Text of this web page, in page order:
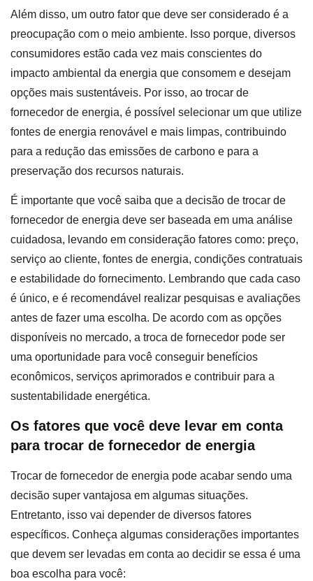
Além disso, um outro fator que deve ser considerado é a
preocupação com o meio ambiente. Isso porque, diversos
consumidores estão cada vez mais conscientes do
impacto ambiental da energia que consomem e desejam
opções mais sustentáveis. Por isso, ao trocar de
fornecedor de energia, é possível selecionar um que utilize
fontes de energia renovável e mais limpas, contribuindo
para a redução das emissões de carbono e para a
preservação dos recursos naturais.
É importante que você saiba que a decisão de trocar de
fornecedor de energia deve ser baseada em uma análise
cuidadosa, levando em consideração fatores como: preço,
serviço ao cliente, fontes de energia, condições contratuais
e estabilidade do fornecimento. Lembrando que cada caso
é único, e é recomendável realizar pesquisas e avaliações
antes de fazer uma escolha. De acordo com as opções
disponíveis no mercado, a troca de fornecedor pode ser
uma oportunidade para você conseguir benefícios
econômicos, serviços aprimorados e contribuir para a
sustentabilidade energética.
Os fatores que você deve levar em conta
para trocar de fornecedor de energia
Trocar de fornecedor de energia pode acabar sendo uma
decisão super vantajosa em algumas situações.
Entretanto, isso vai depender de diversos fatores
específicos. Conheça algumas considerações importantes
que devem ser levadas em conta ao decidir se essa é uma
boa escolha para você: